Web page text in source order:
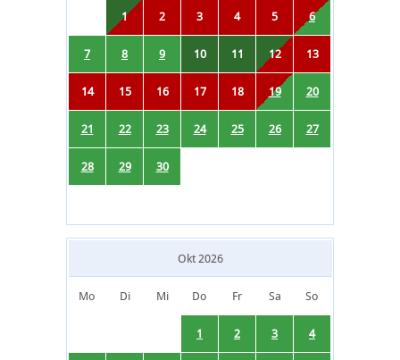
1 2 3 4 5 6
7 8 9 10 11 12 13
14 15 16 17 18 19 20
21 22 23 24 25 26 27
28 29 30
Okt 2026
Mo Di Mi Do Fr Sa So
1 2 3 4